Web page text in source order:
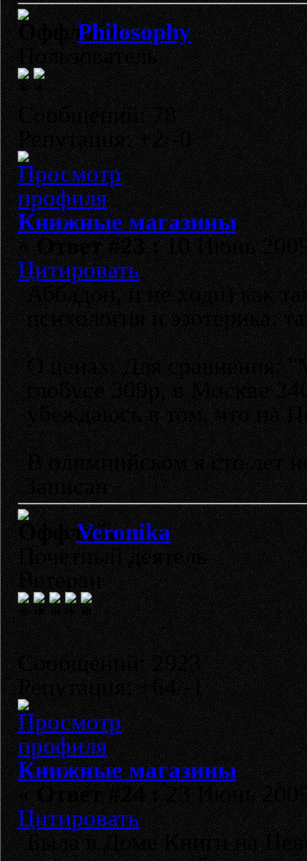
Philosophy
Пользователь
Сообщений: 78
Репутация: +2/-0
Книжные магазины
«Ответ #23 :10 Июнь
Цитировать
Аббадон, и не ходи) как
психология и эзотерика,
О ценах. Для сравнения:
глобусе 309р, в Москве
убеждаюсь в том, что на
В олимпийском я сто лет
Записан
Veronika
Почетный деятель
Ветеран
Сообщений: 2923
Репутация: +64/-1
Книжные магазины
«Ответ #24 :23 Июнь
Цитировать
Была в Доме Книги на